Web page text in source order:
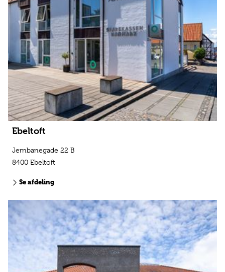
Ebeltoft
Jernbanegade 22 B
8400 Ebeltoft
Se afdeling